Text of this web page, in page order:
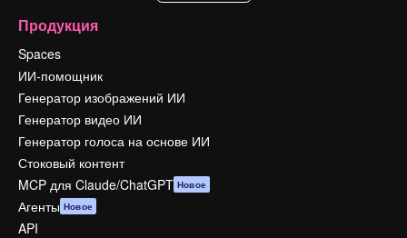
Продукция
Spaces
ИИ-помощник
Генератор изображений ИИ
Генератор видео ИИ
Генератор голоса на основе ИИ
Стоковый контент
MCP для Claude/ChatGPT Новое
Агенты Новое
API